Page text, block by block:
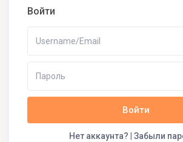
Войти
Войти
Нет аккаунта? Забыли